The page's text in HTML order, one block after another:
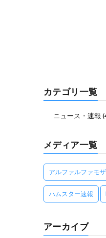
カテゴリ一覧
ニュース・速報
メディア一覧
アルファルファモ
ハムスター速報
アーカイブ